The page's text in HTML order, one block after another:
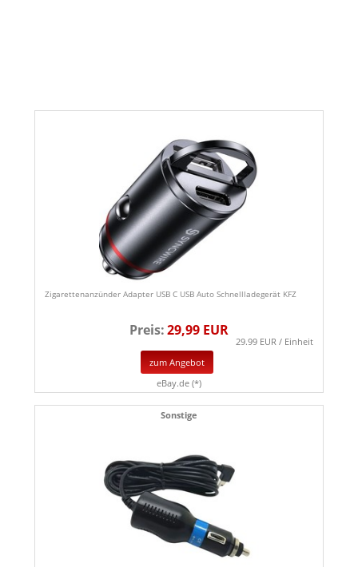
Zigarettenanzünder Adapter USB C USB Auto Schnellladegerät KFZ
Preis:29,99 EUR
29.99 EUR / Einheit
zum Angebot
eBay.de (*)
Sonstige